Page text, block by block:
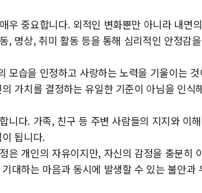
우 중요합니다. 외적인 변화뿐만 아니라 내면
, 명상, 취미 활동 등을 통해 심리적인 안정감
모습을 인정하고 사랑하는 노력을 기울이는
가치를 결정하는 유일한 기준이 아님을 인식
니다. 가족, 친구 등 주변 사람들의 지지와 이
됩니다.
은 개인의 자유이지만, 자신의 감정을 충분히
대하는 마음과 동시에 발생할 수 있는 불안